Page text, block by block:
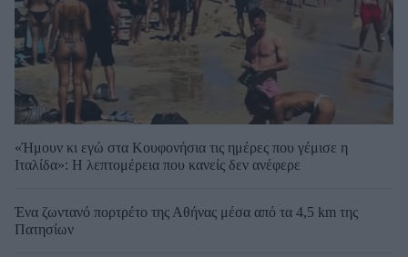
«Ήμουν κι εγώ στα Κουφονήσια τις ημέρες που γέμισε η
Ιταλίδα»: Η λεπτομέρεια που κανείς δεν ανέφερε
Ένα ζωντανό πορτρέτο της Αθήνας μέσα από τα 4,5 km της
Πατησίων